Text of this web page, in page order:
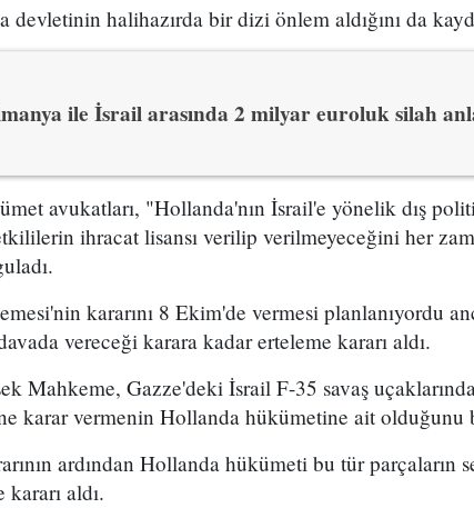
devletinin halihazırda bir dizi önlem aldığını da
ile İsrail arasında 2 milyar euroluk silah
avukatları, "Hollanda'nın İsrail'e yönelik dış
ihracat lisansı verilip verilmeyeceğini her
kararını 8 Ekim'de vermesi planlanıyordu
vereceği karara kadar erteleme kararı aldı.
Mahkeme, Gazze'deki İsrail F-35 savaş
karar vermenin Hollanda hükümetine ait olduğunu
ardından Hollanda hükümeti bu tür parçaların
kararı aldı.